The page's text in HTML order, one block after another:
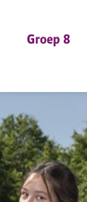
Groep 8